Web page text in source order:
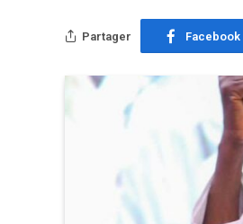
Partager Facebook